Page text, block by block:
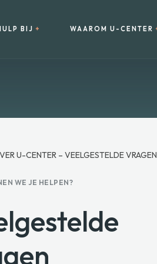
BIJ WAAROM U-CENTER
U-CENTER – VEELGESTELDE VRAGEN
WE JE HELPEN?